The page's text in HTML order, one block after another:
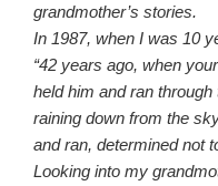
grandmother’s stories.
In 1987, when I was 10
“42 years ago, when
held him and ran
raining down from the
and ran, determined not
Looking into my